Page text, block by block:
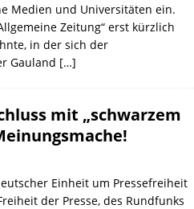
Medien und Universitäten ein.
Zeitung“ erst kürzlich
in der sich der
Gauland […]
mit „schwarzem
Einheit um Pressefreiheit
der Presse, des Rundfunks